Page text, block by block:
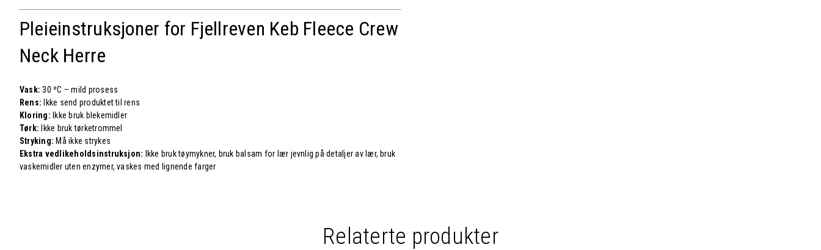
Pleieinstruksjoner for Fjellreven Keb Fleece Crew
Neck Herre
Vask:30 ºC – mild prosess
Rens:
Ikke send produktet til rens
Kloring: Ikke bruk blekemidler
Tørk:
Ikke bruk tørketrommel
Stryking: Må ikke strykes
Ekstra vedlikeholdsinstruksjon:
Ikke bruk tøymykner, bruk balsam for lær jevnlig på detaljer av lær, bruk
vaskemidler uten enzymer, vaskes med lignende farger
Relaterte produkter